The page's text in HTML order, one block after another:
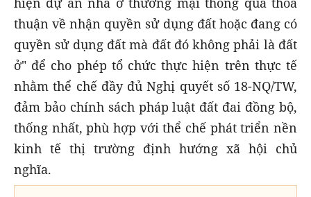
thuận về nhận quyền sử dụng đất hoặc đang có
quyền sử dụng đất mà đất đó không phải là đất
ở" để cho phép tổ chức thực hiện trên thực tế
nhằm thể chế đầy đủ Nghị quyết số 18-NQ/TW,
đảm bảo chính sách pháp luật đất đai đồng bộ,
thống nhất, phù hợp với thể chế phát triển nền
kinh tế thị trường định hướng xã hội chủ
nghĩa.